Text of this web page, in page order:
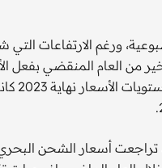
ورغم الارتفاعات التي
من العام المنقضي بفعل
أسعار الشحن البحري